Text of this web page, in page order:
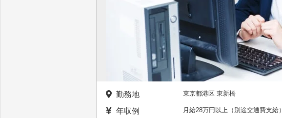
勤務地 東京都港区 東新橋
年収例 月給28万円以上（別途交通費支給）